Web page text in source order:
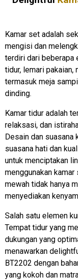
Kamar set adalah
mengisi dan
terdiri dari beberapa
tidur, lemari pakaian,
termasuk meja
dinding.
Kamar tidur adalah
relaksasi, dan
Desain dan suasana
suasana hati dan
untuk menciptakan
menggunakan
mewah tidak hanya
menyediakan
Salah satu elemen
Tempat tidur yang
dukungan yang
menawarkan
BT2202 dengan
yang kokoh dan